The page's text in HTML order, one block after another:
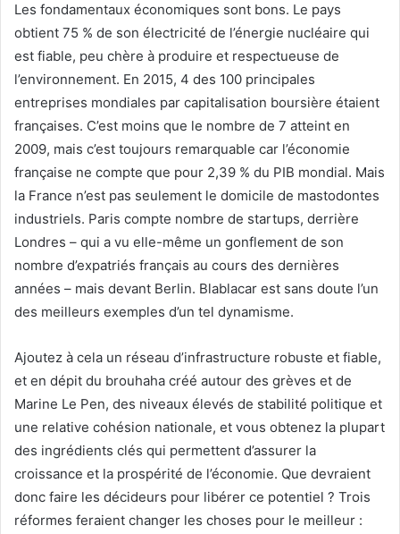
Les fondamentaux économiques sont bons. Le pays
obtient 75 % de son électricité de l’énergie nucléaire qui
est fiable, peu chère à produire et respectueuse de
l’environnement. En 2015, 4 des 100 principales
entreprises mondiales par capitalisation boursière étaient
françaises. C’est moins que le nombre de 7 atteint en
2009, mais c’est toujours remarquable car l’économie
française ne compte que pour 2,39 % du PIB mondial. Mais
la France n’est pas seulement le domicile de mastodontes
industriels. Paris compte nombre de startups, derrière
Londres – qui a vu elle-même un gonflement de son
nombre d’expatriés français au cours des dernières
années – mais devant Berlin. Blablacar est sans doute l’un
des meilleurs exemples d’un tel dynamisme.
Ajoutez à cela un réseau d’infrastructure robuste et fiable,
et en dépit du brouhaha créé autour des grèves et de
Marine Le Pen, des niveaux élevés de stabilité politique et
une relative cohésion nationale, et vous obtenez la plupart
des ingrédients clés qui permettent d’assurer la
croissance et la prospérité de l’économie. Que devraient
donc faire les décideurs pour libérer ce potentiel ? Trois
réformes feraient changer les choses pour le meilleur :